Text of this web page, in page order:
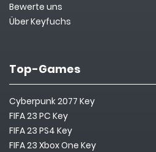
Bewerte uns
Über Keyfuchs
Top-Games
Cyberpunk 2077 Key
FIFA 23 PC Key
FIFA 23 PS4 Key
FIFA 23 Xbox One Key